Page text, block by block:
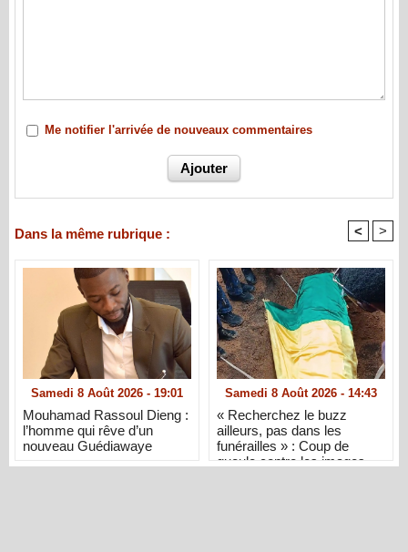
Me notifier l'arrivée de nouveaux commentaires
Dans la même rubrique : < >
Samedi 8 Août 2026 - 19:01
Mouhamad Rassoul Dieng :
l’homme qui rêve d’un
nouveau Guédiawaye
Samedi 8 Août 2026 - 14:43
« Recherchez le buzz
ailleurs, pas dans les
funérailles » : Coup de
gueule contre les images